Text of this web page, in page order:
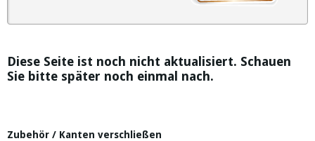
Diese Seite ist noch nicht aktualisiert. Schauen
Sie bitte später noch einmal nach.
Zubehör / Kanten verschließen